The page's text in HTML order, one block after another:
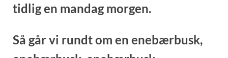
tidlig en mandag morgen.
Så går vi rundt om en enebærbusk,